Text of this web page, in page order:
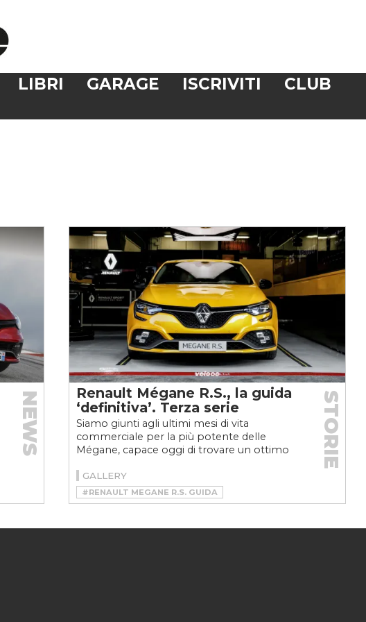
LIBRI GARAGE ISCRIVITI
CLUB
NEWS
Renault Mégane R.S., la guida
‘definitiva’. Terza serie
Siamo giunti agli ultimi mesi di vita
commerciale per la più potente delle
Mégane, capace oggi di trovare un ottimo
STORIE
GALLERY
#RENAULT MEGANE R.S. GUIDA
#RENAULT MEGANE R.S. STORIA